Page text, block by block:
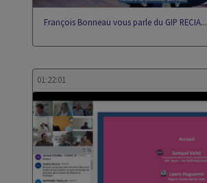
François Bonneau vous parle du GIP RECIA...
01:22:01